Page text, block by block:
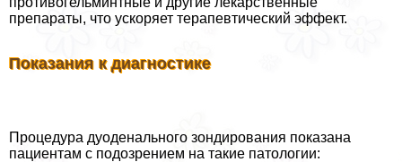
препараты, что ускоряет терапевтический эффект.
Показания к диагностике
Процедypa дуоденального зондирования показана
пациентам с подозрением на такие патологии: